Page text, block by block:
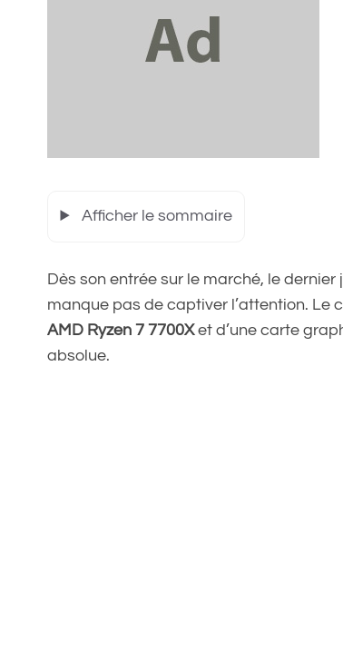
Afficher le sommaire
Dès son entrée sur le marché, le
manque pas de captiver l’attention. Le
AMD Ryzen 7 7700Xet d’une carte
absolue.